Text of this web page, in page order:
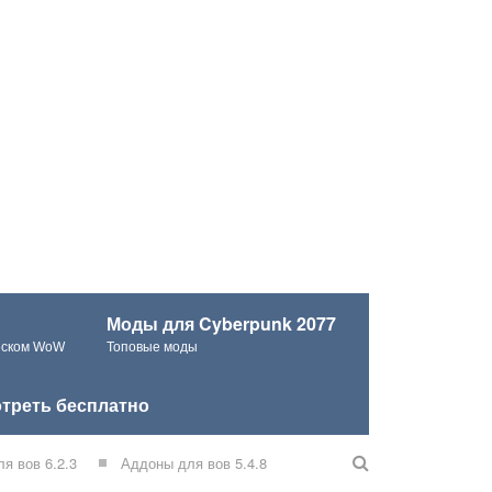
WoW
Моды для Cyberpunk 2077
Топовые моды
бесплатно
вов 6.2.3 Аддоны для вов 5.4.8